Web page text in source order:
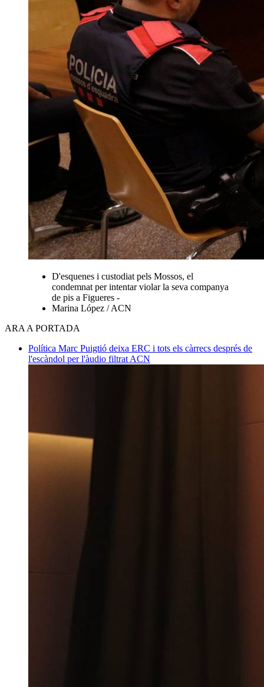
D'esquenes i custodiat pels Mossos, el
condemnat per intentar violar la seva companya
de pis a Figueres -
Marina López / ACN
ARA A PORTADA
Política Marc Puigtió deixa ERC i tots els càrrecs després de
l'escàndol per l'àudio filtrat ACN